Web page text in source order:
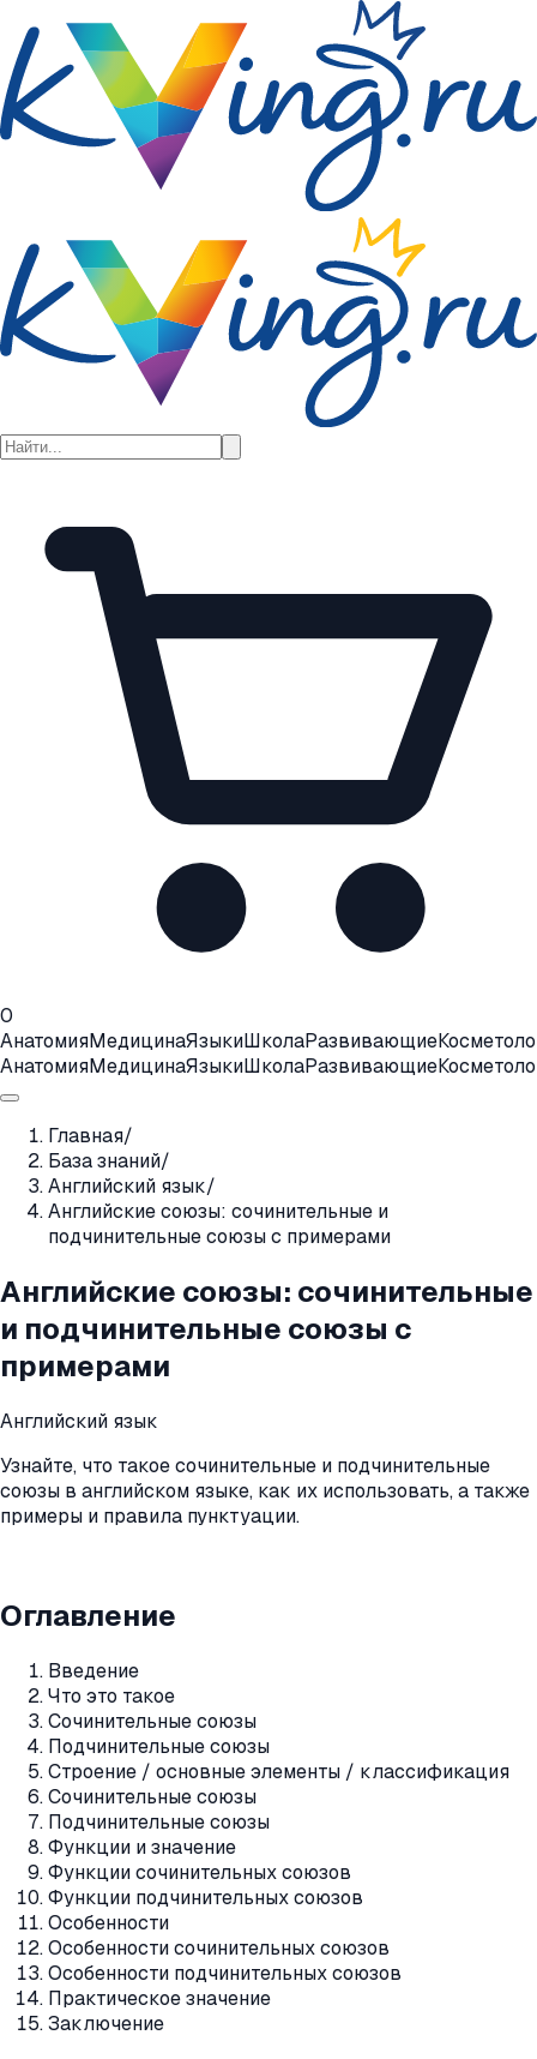
0
АнатомияМедицинаЯзыкиШколаРазвивающие
АнатомияМедицинаЯзыкиШколаРазвивающие
Главная/
База знаний/
Английский язык/
Английские союзы: сочинительные и
подчинительные союзы с примерами
Английские союзы: сочинительные
и подчинительные союзы с
примерами
Английский язык
Узнайте, что такое сочинительные и подчинительные
союзы в английском языке, как их использовать, а также
примеры и правила пунктуации.
Оглавление
Введение
Что это такое
Сочинительные союзы
Подчинительные союзы
Строение / основные элементы / классификация
Сочинительные союзы
Подчинительные союзы
Функции и значение
Функции сочинительных союзов
Функции подчинительных союзов
Особенности
Особенности сочинительных союзов
Особенности подчинительных союзов
Практическое значение
Заключение